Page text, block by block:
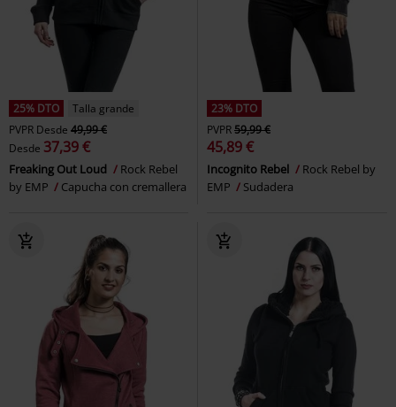
25% DTO
Talla grande
PVPR Desde 49,99 €
Desde 37,39 €
Freaking Out Loud
Rock Rebel
by EMP
Capucha con cremallera
23% DTO
PVPR59,99 €
45,89 €
Incognito Rebel
Rock Rebel by
EMP
Sudadera